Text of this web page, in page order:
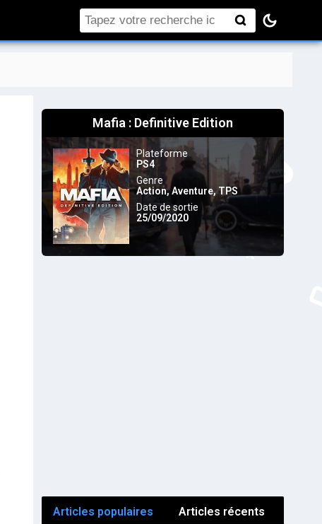
Rechercher
Mafia : Definitive Edition
Plateforme
PS4
Genre
Action,Aventure, TPS
Date de sortie
25/09/2020
Articles populaires Articles récents